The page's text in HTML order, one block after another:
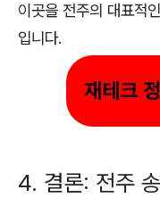
이곳을 전주의 대표적
입니다.
재테크
4. 결론: 전주